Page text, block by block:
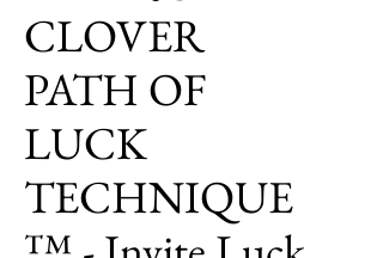
CLOVER
PATH OF
LUCK
TECHNIQUE